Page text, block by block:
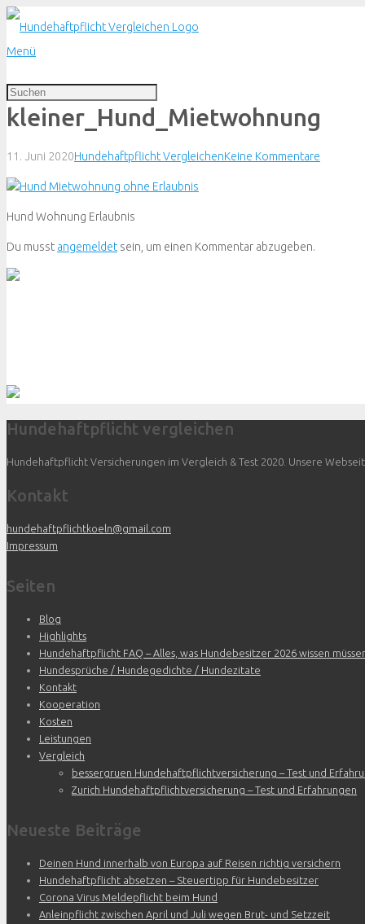
Menü
kleiner_Hund_Mietwohnung
11. Juni 2020Hundehaftpflicht VergleichenKeine Kommentare
Hund Wohnung Erlaubnis
Du musst angemeldet sein, um einen Kommentar abzugeben.
Hundehaftpflicht vergleichen
Hundehaftpflicht Versicherungen im Vergleich & Test 2020. Unsere
Kontakt
hundehaftpflichtkoeln@gmail.com
Impressum
Seiten
Blog
Highlights
Hundehaftpflicht FAQ – Alles, was Hundebesitzer 2026 wissen
Hundesprüche / Hundegedichte / Hundezitate
Kontakt
Kooperation
Kosten
Leistungen
Vergleich
bessergruen Hundehaftpflichtversicherung – Test und
Zurich Hundehaftpflichtversicherung – Test und Erfahrungen
Neueste Beiträge
Deinen Hund innerhalb von Europa auf Reisen richtig versichern
Hundehaftpflicht absetzen – Steuertipp für Hundebesitzer
Corona Virus Meldepflicht beim Hund
Anleinpflicht zwischen April und Juli wegen Brut- und Setzzeit